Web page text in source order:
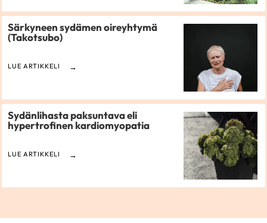
Särkyneen sydämen oireyhtymä
(Takotsubo)
LUE ARTIKKELI
Sydänlihasta paksuntava eli
hypertrofinen kardiomyopatia
LUE ARTIKKELI